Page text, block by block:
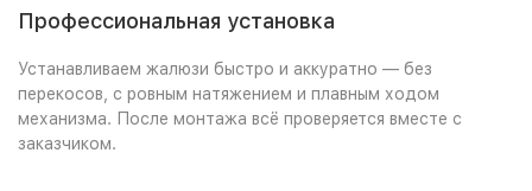
Профессиональная установка
Устанавливаем жалюзи быстро и аккуратно — без
перекосов, с ровным натяжением и плавным ходом
механизма. После монтажа всё проверяется вместе с
заказчиком.